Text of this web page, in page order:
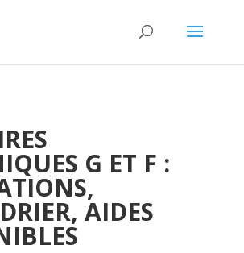
G ET F :
AIDES